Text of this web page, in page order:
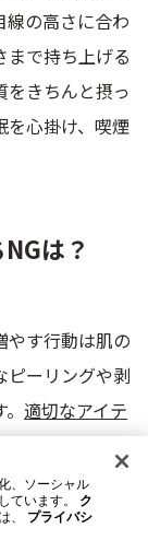
線の高さに合わ
で持ち上げる
をきちんと摂っ
を心掛け、喫煙
は？
やす行動は肌の
ピーリングや剥
適切なアイテ
？
、ソーシャル
ています。
ク
、
プライバシ